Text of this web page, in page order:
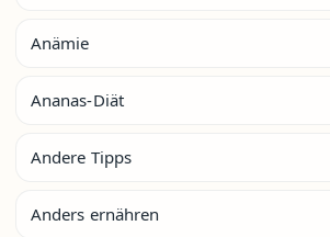
Anämie
Ananas-Diät
Andere Tipps
Anders ernähren